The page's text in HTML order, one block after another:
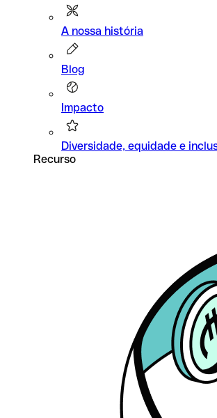
A nossa história
Blog
Impacto
Diversidade, equidade e
Recurso